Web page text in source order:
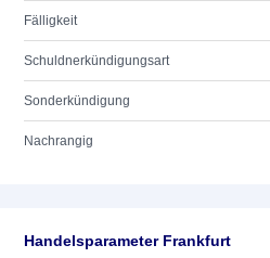
Fälligkeit
Schuldnerkündigungsart
Sonderkündigung
Nachrangig
Handelsparameter Frankfurt